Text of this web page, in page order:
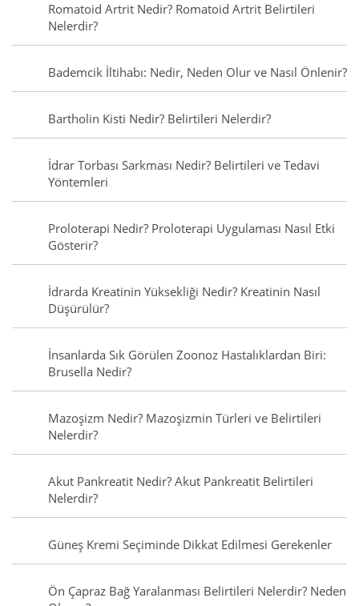
Romatoid Artrit Nedir? Romatoid Artrit Belirtileri
Nelerdir?
Bademcik İltihabı: Nedir, Neden Olur ve Nasıl Önlenir?
Bartholin Kisti Nedir? Belirtileri Nelerdir?
İdrar Torbası Sarkması Nedir? Belirtileri ve Tedavi
Yöntemleri
Proloterapi Nedir? Proloterapi Uygulaması Nasıl Etki
Gösterir?
İdrarda Kreatinin Yüksekliği Nedir? Kreatinin Nasıl
Düşürülür?
İnsanlarda Sık Görülen Zoonoz Hastalıklardan Biri:
Brusella Nedir?
Mazoşizm Nedir? Mazoşizmin Türleri ve Belirtileri
Nelerdir?
Akut Pankreatit Nedir? Akut Pankreatit Belirtileri
Nelerdir?
Güneş Kremi Seçiminde Dikkat Edilmesi Gerekenler
Ön Çapraz Bağ Yaralanması Belirtileri Nelerdir? Neden